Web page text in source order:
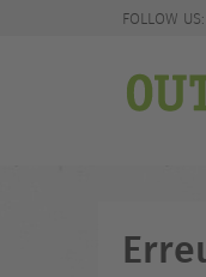
FOLLOW US: